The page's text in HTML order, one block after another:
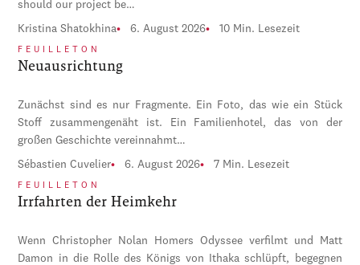
should our project be…
Kristina Shatokhina 6. August 2026 10 Min. Lesezeit
FEUILLETON
Neuausrichtung
Zunächst sind es nur Fragmente. Ein Foto, das wie ein Stück
Stoff zusammengenäht ist. Ein Familienhotel, das von der
großen Geschichte vereinnahmt…
Sébastien Cuvelier 6. August 2026 7 Min. Lesezeit
FEUILLETON
Irrfahrten der Heimkehr
Wenn Christopher Nolan Homers Odyssee verfilmt und Matt
Damon in die Rolle des Königs von Ithaka schlüpft, begegnen